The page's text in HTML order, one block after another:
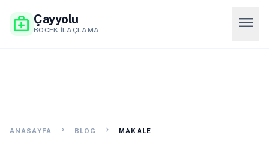
medical_services Çayyolu
BÖCEK İLAÇLAMA menu
ANASAYFA chevron_right BLOG chevron_right MAKALE